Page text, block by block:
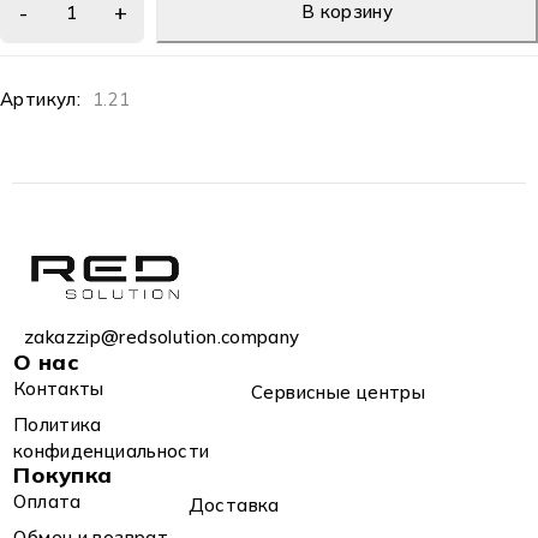
В корзину
Артикул: 1.21
zakazzip@redsolution.company
О нас
Контакты
Сервисные центры
Политика
конфиденциальности
Покупка
Оплата
Доставка